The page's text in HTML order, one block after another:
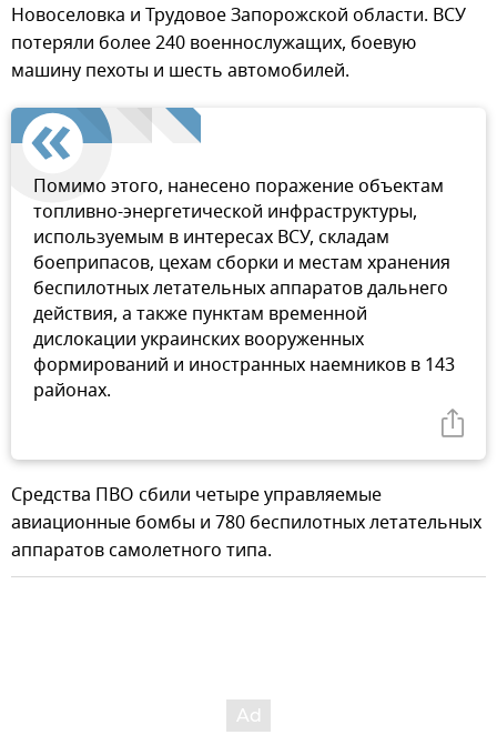
Новоселовка и Трудовое Запорожской области. ВСУ
потеряли более 240 военнослужащих, боевую
машину пехоты и шесть автомобилей.
Помимо этого, нанесено поражение объектам
топливно-энергетической инфраструктуры,
используемым в интересах ВСУ, складам
боеприпасов, цехам сборки и местам хранения
беспилотных летательных аппаратов дальнего
действия, а также пунктам временной
дислокации украинских вооруженных
формирований и иностранных наемников в 143
районах.
Средства ПВО сбили четыре управляемые
авиационные бомбы и 780 беспилотных летательных
аппаратов самолетного типа.